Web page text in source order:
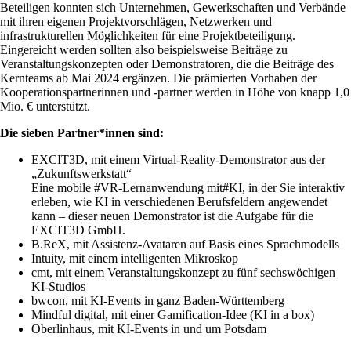
Beteiligen konnten sich Unternehmen, Gewerkschaften und Verbände
mit ihren eigenen Projektvorschlägen, Netzwerken und
infrastrukturellen Möglichkeiten für eine Projektbeteiligung.
Eingereicht werden sollten also beispielsweise Beiträge zu
Veranstaltungskonzepten oder Demonstratoren, die die Beiträge des
Kernteams ab Mai 2024 ergänzen. Die prämierten Vorhaben der
Kooperationspartnerinnen und -partner werden in Höhe von knapp 1,0
Mio. € unterstützt.
Die sieben Partner*innen sind:
EXCIT3D, mit einem Virtual-Reality-Demonstrator aus der
„Zukunftswerkstatt“
Eine mobile #VR-Lernanwendung mit#KI, in der Sie interaktiv
erleben, wie KI in verschiedenen Berufsfeldern angewendet
kann – dieser neuen Demonstrator ist die Aufgabe für die
EXCIT3D GmbH.
B.ReX, mit Assistenz-Avataren auf Basis eines Sprachmodells
Intuity, mit einem intelligenten Mikroskop
cmt, mit einem Veranstaltungskonzept zu fünf sechswöchigen
KI-Studios
bwcon, mit KI-Events in ganz Baden-Württemberg
Mindful digital, mit einer Gamification-Idee (KI in a box)
Oberlinhaus, mit KI-Events in und um Potsdam